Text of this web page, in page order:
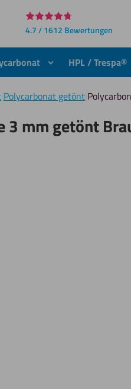
4.7 / 1612 Bewertungen
HPL / Trespa®
Polycarbonat getönt
3 mm getönt